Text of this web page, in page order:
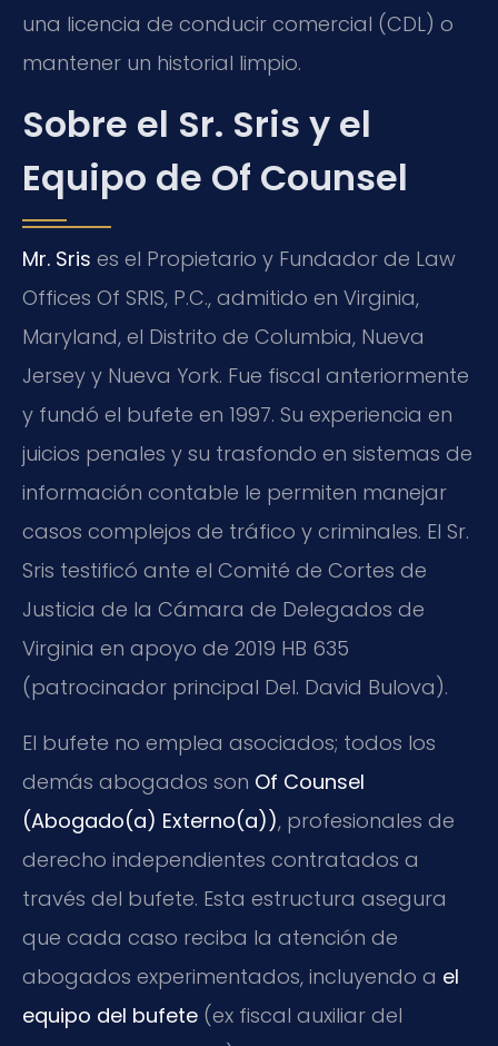
una licencia de conducir comercial (CDL) o
mantener un historial limpio.
Sobre el Sr. Sris y el
Equipo de Of Counsel
Mr. Sris es el Propietario y Fundador de Law
Offices Of SRIS, P.C., admitido en Virginia,
Maryland, el Distrito de Columbia, Nueva
Jersey y Nueva York. Fue fiscal anteriormente
y fundó el bufete en 1997. Su experiencia en
juicios penales y su trasfondo en sistemas de
información contable le permiten manejar
casos complejos de tráfico y criminales. El Sr.
Sris testificó ante el Comité de Cortes de
Justicia de la Cámara de Delegados de
Virginia en apoyo de 2019 HB 635
(patrocinador principal Del. David Bulova).
El bufete no emplea asociados; todos los
demás abogados son Of Counsel
(Abogado(a) Externo(a)), profesionales de
derecho independientes contratados a
través del bufete. Esta estructura asegura
que cada caso reciba la atención de
abogados experimentados, incluyendo a el
equipo del bufete (ex fiscal auxiliar del